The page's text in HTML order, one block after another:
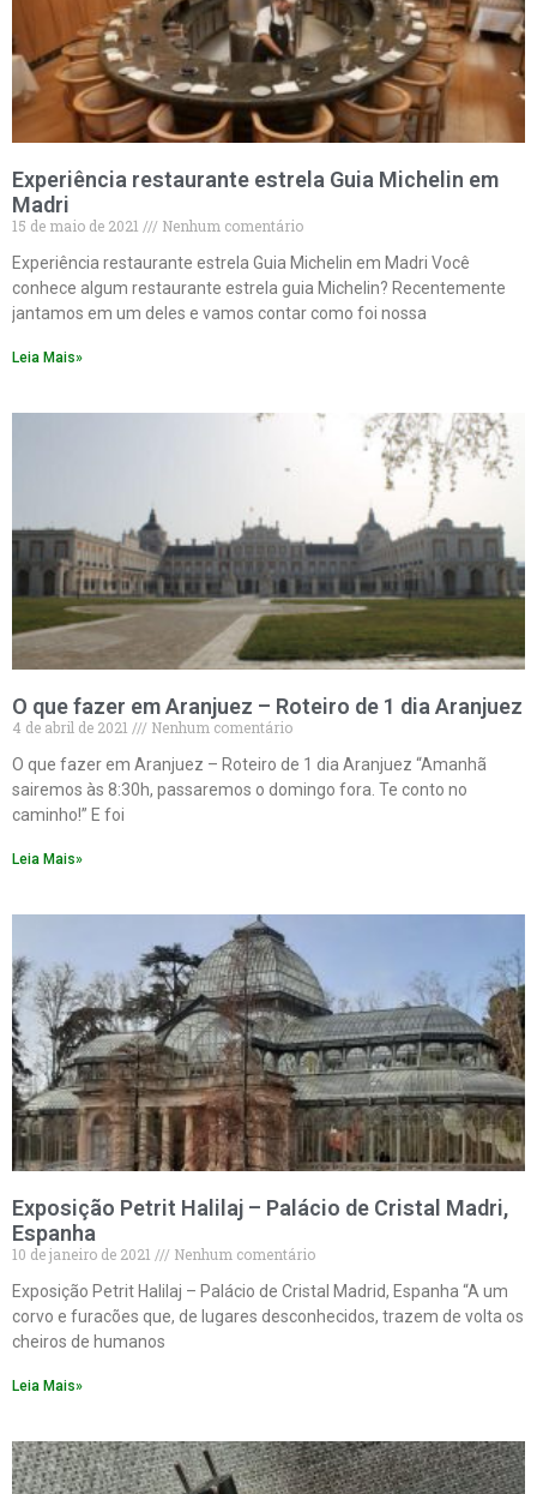
Experiência restaurante estrela Guia Michelin em
Madri
15 de maio de 2021
Nenhum comentário
Experiência restaurante estrela Guia Michelin em Madri Você
conhece algum restaurante estrela guia Michelin? Recentemente
jantamos em um deles e vamos contar como foi nossa
Leia Mais»
O que fazer em Aranjuez – Roteiro de 1 dia Aranjuez
4 de abril de 2021
Nenhum comentário
O que fazer em Aranjuez – Roteiro de 1 dia Aranjuez “Amanhã
sairemos às 8:30h, passaremos o domingo fora. Te conto no
caminho!” E foi
Leia Mais»
Exposição Petrit Halilaj – Palácio de Cristal Madri,
Espanha
10 de janeiro de 2021
Nenhum comentário
Exposição Petrit Halilaj – Palácio de Cristal Madrid, Espanha “A um
corvo e furacões que, de lugares desconhecidos, trazem de volta os
cheiros de humanos
Leia Mais»